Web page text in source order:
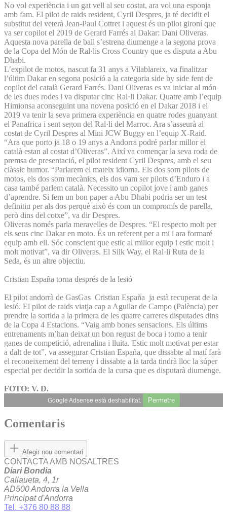
No vol experiència i un gat vell al seu costat, ara vol una esponja
amb fam. El pilot de raids resident, Cyril Despres, ja té decidit el
substitut del veterà Jean-Paul Cottret i aquest és un pilot gironí que
va ser copilot el 2019 de Gerard Farrés al Dakar: Dani Oliveras.
Aquesta nova parella de ball s’estrena diumenge a la segona prova
de la Copa del Món de Ral·lis Cross Country que es disputa a Abu
Dhabi.
L’expilot de motos, nascut fa 31 anys a Vilablareix, va finalitzar
l’últim Dakar en segona posició a la categoria side by side fent de
copilot del català Gerard Farrés. Dani Oliveras es va iniciar al món
de les dues rodes i va disputar cinc Ral·li Dakar. Quatre amb l’equip
Himionsa aconseguint una novena posició en el Dakar 2018 i el
2019 va tenir la seva primera experiència en quatre rodes guanyant
el Panafrica i sent segon del Ral·li del Marroc. Ara s’asseurà al
costat de Cyril Despres al Mini JCW Buggy en l’equip X-Raid.
“Ara que porto ja 18 o 19 anys a Andorra podré parlar millor el
català estan al costat d’Oliveras”. Així va començar la seva roda de
premsa de presentació, el pilot resident Cyril Despres, amb el seu
clàssic humor. “Parlarem el mateix idioma. Els dos som pilots de
motos, els dos som mecànics, els dos vam ser pilots d’Enduro i a
casa també parlem català. Necessito un copilot jove i amb ganes
d’aprendre. Si fem un bon paper a Abu Dhabi podria ser un test
definitiu per als dos perquè això és com un compromís de parella,
però dins del cotxe”, va dir Despres.
Oliveras només parla meravelles de Despres. “El respecto molt per
els seus cinc Dakar en moto. És un referent per a mi i ara formaré
equip amb ell. Sóc conscient que estic al millor equip i estic molt i
molt motivat”, va dir Oliveras. El Silk Way, el Ral·li Ruta de la
Seda, és un altre objectiu.
Cristian España torna després de la lesió
El pilot andorrà de GasGas Cristian España ja està recuperat de la
lesió. El pilot de raids viatja cap a Aguilar de Campo (Palència) per
prendre la sortida a la primera de les quatre carreres disputades dins
de la Copa 4 Estacions. “Vaig amb bones sensacions. Els últims
entrenaments m’han deixat un bon regust de boca i torno a tenir
ganes de competició, adrenalina i lluita. Estic molt motivat per estar
a dalt de tot”, va assegurar Cristian España, que dissabte al matí farà
el reconeixement del terreny i dissabte a la tarda tindrà lloc la súper
especial per decidir la sortida de la cursa que es disputarà diumenge.
FOTO: V. D.
Google Adsense està deshabilitat. Permetre
Comentaris
Afegir nou comentari
CONTACTA AMB NOSALTRES
Diari Bondia
Callaueta, 4, 1r
AD500 Andorra la Vella
Principat d'Andorra
Tel. +376 80 88 88